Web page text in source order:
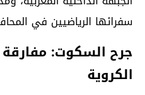
سفرائها الرياضيين في
جرح السكوت: مفارقة
الكروية